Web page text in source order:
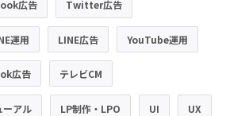
広告 Twitter広告
運用 LINE広告 YouTube運用
広告 テレビCM
ーアル LP制作・LPO UI UX